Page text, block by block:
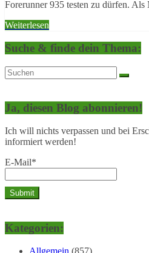
Forerunner 935 testen zu dürfen.
Weiterlesen
Suche & finde dein Thema:
Ja, diesen Blog abonnieren!
Ich will nichts verpassen und bei
informiert werden!
E-Mail*
Kategorien: